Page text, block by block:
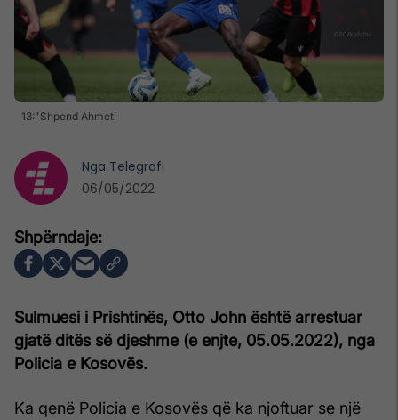
13:"Shpend Ahmeti
Sulmuesi i Prishtinës, Otto John është arrestuar
gjatë ditës së djeshme (e enjte, 05.05.2022), nga
Policia e Kosovës.
Ka qenë Policia e Kosovës që ka njoftuar se një
Nga Telegrafi
06/05/2022